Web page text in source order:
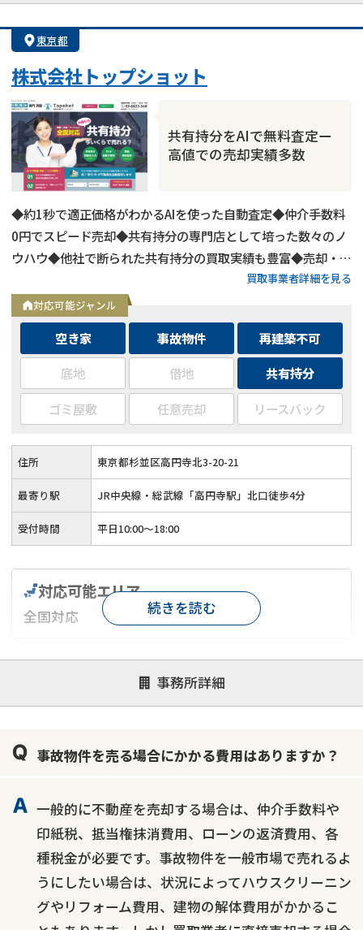
東京都
株式会社トップショット
共有持分をAIで無料査定ー
高値での売却実績多数
◆約1秒で適正価格がわかるAIを使った自動査定◆仲介手数料
0円でスピード売却◆共有持分の専門店として培った数々のノ
ウハウ◆他社で断られた共有持分の買取実績も豊富◆売却・査
買取事業者詳細を見る
対応可能ジャンル
空き家 事故物件
再建築不可
底地
借地
共有持分
ゴミ屋敷
任意売却 リースバック
住所 東京都杉並区高円寺北3-20-21
最寄り駅 JR中央線・総武線「高円寺駅」北口徒歩4分
受付時間 平日10:00～18:00
事務所詳細
対応可能エリア
全国対応
対応が親身 オンライン面談可能
レスポンスが早い
1億円以上の買取可
続きを読む
事故物件を売る場合にかかる費用はありますか？
一般的に不動産を売却する場合は、仲介手数料や
印紙税、抵当権抹消費用、ローンの返済費用、各
種税金が必要です。事故物件を一般市場で売れるよ
うにしたい場合は、状況によってハウスクリーニン
グやリフォーム費用、建物の解体費用がかかるこ